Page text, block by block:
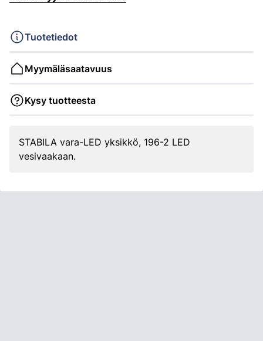
Tuotetiedot
Myymäläsaatavuus
Kysy tuotteesta
STABILA vara-LED yksikkö, 196-2 LED
vesivaakaan.